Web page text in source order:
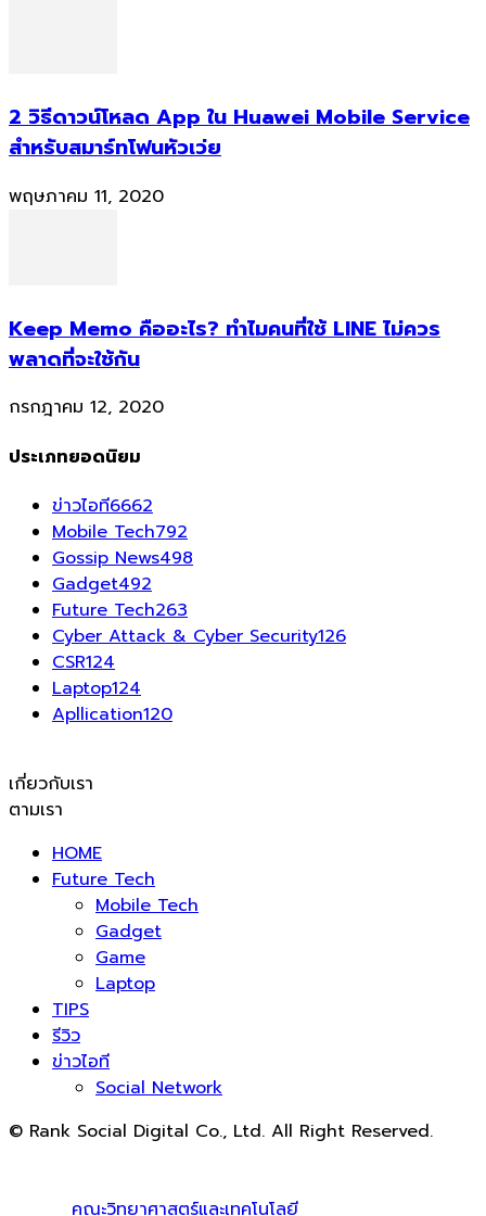
2 วิธีดาวน์โหลด App ใน Huawei Mobile Service
สำหรับสมาร์ทโฟนหัวเว่ย
พฤษภาคม 11, 2020
Keep Memo คืออะไร? ทำไมคนที่ใช้ LINE ไม่ควร
พลาดที่จะใช้กัน
กรกฎาคม 12, 2020
ประเภทยอดนิยม
ข่าวไอที6662
Mobile Tech792
Gossip News498
Gadget492
Future Tech263
Cyber Attack & Cyber Security126
CSR124
Laptop124
Apllication120
เกี่ยวกับเรา
ตามเรา
HOME
Future Tech
Mobile Tech
Gadget
Game
Laptop
TIPS
รีวิว
ข่าวไอที
Social Network
© Rank Social Digital Co., Ltd. All Right Reserved.
คณะวิทยาศาสตร์และเทคโนโลยี